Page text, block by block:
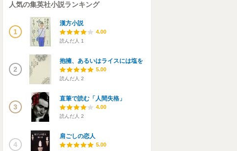
人気の集英社小説ランキング
1
漢方小説
4.00
読んだ人 1
2
抱擁、あるいはライスには塩を
5.00
読んだ人 2
3
直筆で読む「人間失格」
4.00
読んだ人 2
4
肩ごしの恋人
5.00